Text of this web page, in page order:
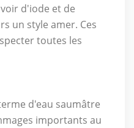
d'iode et de
un style amer. Ces
toutes les
d'eau saumâtre
importants au